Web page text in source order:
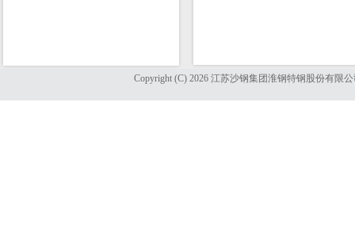
Copyright (C) 2026 江苏沙钢集团淮钢特钢股份有限